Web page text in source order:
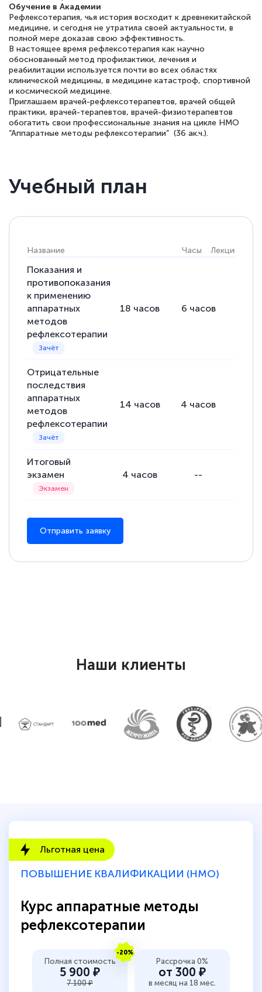
Обучение в Академии
Рефлексотерапия, чья история восходит к древнекитайской
медицине, и сегодня не утратила своей актуальности, в
полной мере доказав свою эффективность.
В настоящее время рефлексотерапия как научно
обоснованный метод профилактики, лечения и
реабилитации используется почти во всех областях
клинической медицины, в медицине катастроф, спортивной
и космической медицине.
Приглашаем врачей-рефлексотерапевтов, врачей общей
практики, врачей-терапевтов, врачей-физиотерапевтов
обогатить свои профессиональные знания на цикле НМО
“Аппаратные методы рефлексотерапии” (36 ак.ч.).
Учебный план
Название Часы Лекции
Показания и
противопоказания
к применению
аппаратных
методов
рефлексотерапии
18 часов 6 часов
Отрицательные
последствия
аппаратных
методов
рефлексотерапии
14 часов 4 часов
Итоговый
экзамен
4 часов --
Отправить заявку
Наши клиенты
Льготная цена
ПОВЫШЕНИЕ КВАЛИФИКАЦИИ (НМО)
Курс аппаратные методы
рефлексотерапии
-20%
Полная стоимость
5 900 ₽
7 100 ₽
Рассрочка 0%
от 300 ₽
в месяц на 18 мес.